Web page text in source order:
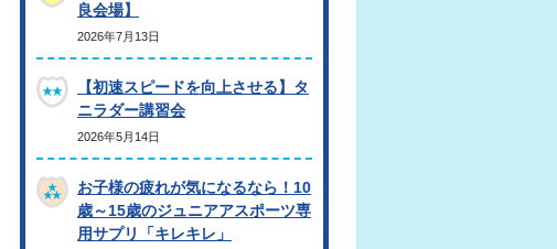
良会場】
2026年7月13日
【初速スピードを向上させる】タ
ニラダー講習会
2026年5月14日
お子様の疲れが気になるなら！10
歳～15歳のジュニアアスポーツ専
用サプリ「キレキレ」